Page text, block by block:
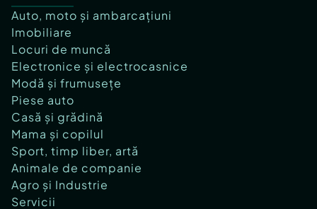
Auto, moto și ambarcațiuni
Imobiliare
Locuri de muncă
Electronice și electrocasnice
Modă și frumusețe
Piese auto
Casă și grădină
Mama și copilul
Sport, timp liber, artă
Animale de companie
Agro și Industrie
Servicii